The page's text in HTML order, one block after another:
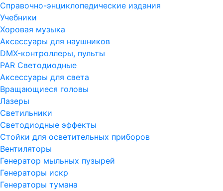
Справочно-энциклопедические издания
Учебники
Хоровая музыка
Аксессуары для наушников
DMX-контроллеры, пульты
PAR Светодиодные
Аксессуары для света
Вращающиеся головы
Лазеры
Светильники
Светодиодные эффекты
Стойки для осветительных приборов
Вентиляторы
Генератор мыльных пузырей
Генераторы искр
Генераторы тумана